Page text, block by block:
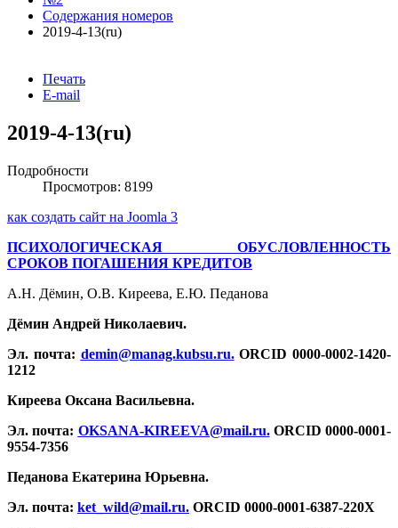
Содержания номеров
2019-4-13(ru)
Печать
E-mail
2019-4-13(ru)
Подробности
Просмотров: 8199
как создать сайт на Joomla 3
ПСИХОЛОГИЧЕСКАЯ ОБУСЛОВЛЕННОСТЬ
СРОКОВ ПОГАШЕНИЯ КРЕДИТОВ
А.Н. Дёмин, О.В. Киреева, Е.Ю. Педанова
Дёмин Андрей Николаевич.
Эл. почта: demin@manag.kubsu.ru.ORCID 0000-0002-1420-
1212
Киреева Оксана Васильевна.
Эл. почта: OKSANA-KIREEVA@mail.ru.ORCID 0000-0001-
9554-7356
Педанова Екатерина Юрьевна.
Эл. почта: ket_wild@mail.ru. ORCID 0000-0001-6387-220X